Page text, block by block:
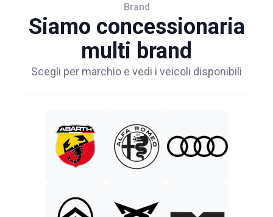
Brand
Siamo concessionaria
multi brand
Scegli per marchio e vedi i veicoli disponibili